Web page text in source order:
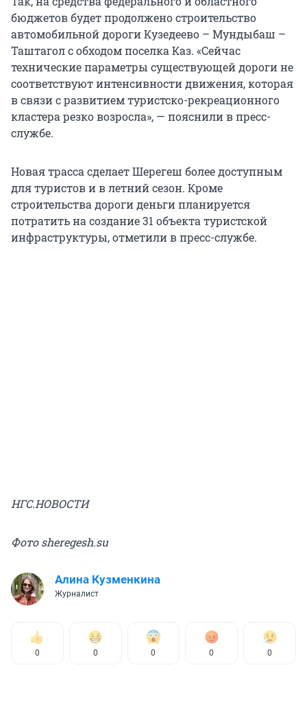
бюджетов будет продолжено строительство
автомобильной дороги Кузедеево – Мундыбаш –
Таштагол с обходом поселка Каз. «Сейчас
технические параметры существующей дороги не
соответствуют интенсивности движения, которая
в связи с развитием туристско-рекреационного
кластера резко возросла», — пояснили в пресс-
службе.
Новая трасса сделает Шерегеш более доступным
для туристов и в летний сезон. Кроме
строительства дороги деньги планируется
потратить на создание 31 объекта туристской
инфраструктуры, отметили в пресс-службе.
НГС.НОВОСТИ
Фото sheregesh.su
Алина Кузменкина
Журналист
0 0 0 0 0